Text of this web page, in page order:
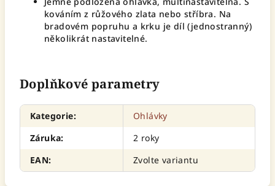
kováním z růžového zlata nebo stříbra. Na
bradovém popruhu a krku je díl (jednostranný)
několikrát nastavitelné.
Doplňkové parametry
Kategorie:
Ohlávky
Záruka:
2 roky
EAN: Zvolte variantu